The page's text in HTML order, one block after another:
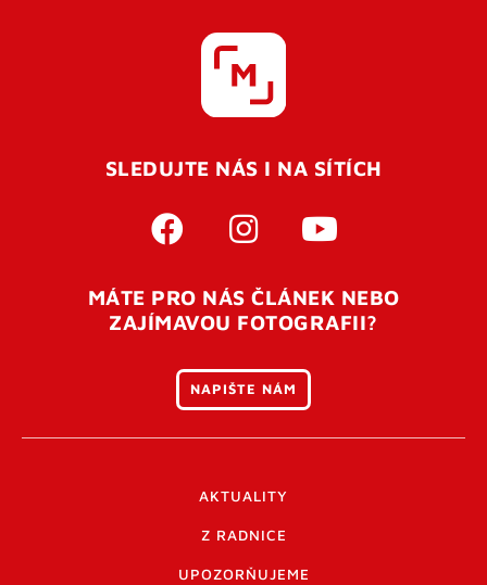
SLEDUJTE NÁS I NA SÍTÍCH
MÁTE PRO NÁS ČLÁNEK NEBO
ZAJÍMAVOU FOTOGRAFII?
NAPIŠTE NÁM
AKTUALITY
Z RADNICE
UPOZORŇUJEME